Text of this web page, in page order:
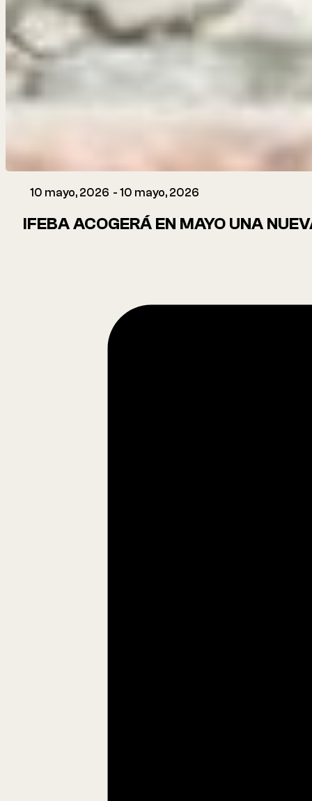
10 mayo, 2026 - 10 mayo, 2026
IFEBA ACOGERÁ EN MAYO UNA